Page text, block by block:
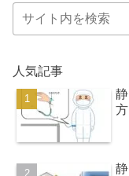
人気記事